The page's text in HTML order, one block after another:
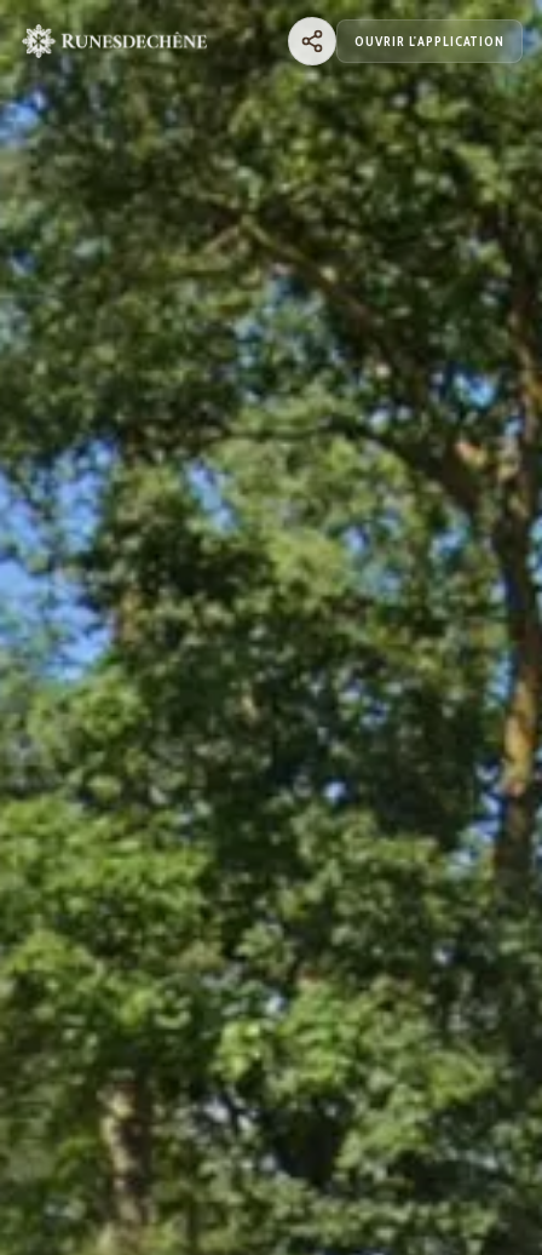
OUVRIR L'APPLICATION